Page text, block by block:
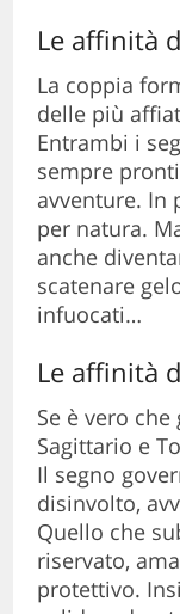
Le affinità
La coppia
delle più
Entrambi i
sempre
avventure. In
per natura.
anche
scatenare
infuocati…
Le affinità
Se è vero
Sagittario e
Il segno
disinvolto,
Quello che
riservato,
protettivo.